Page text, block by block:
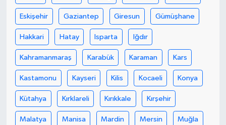
Eskişehir Gaziantep Giresun Gümüşhane
Hakkari Hatay Isparta Iğdır
Kahramanmaraş Karabük Karaman Kars
Kastamonu Kayseri Kilis Kocaeli Konya
Kütahya Kırklareli Kırıkkale Kırşehir
Malatya Manisa Mardin Mersin Muğla